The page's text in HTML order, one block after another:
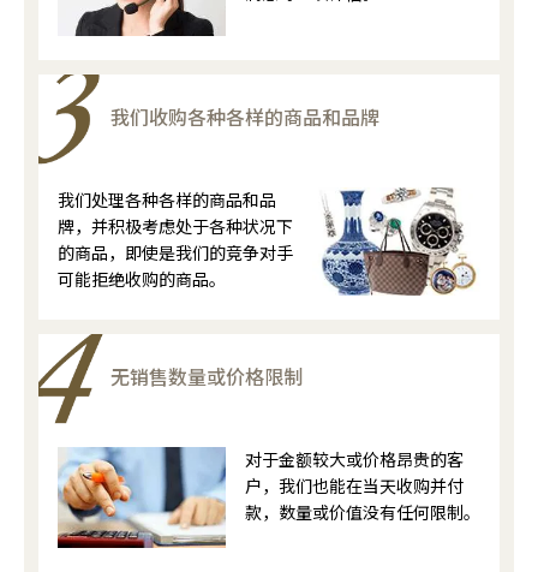
我们收购各种各样的商品和品牌
我们处理各种各样的商品和品
牌，并积极考虑处于各种状况下
的商品，即使是我们的竞争对手
可能拒绝收购的商品。
无销售数量或价格限制
对于金额较大或价格昂贵的客
户，我们也能在当天收购并付
款，数量或价值没有任何限制。